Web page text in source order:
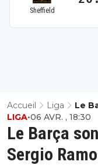
Sheffield
Accueil Liga
Le
Le Barça
Sergio
LIGA•06 AVR. , 18:30